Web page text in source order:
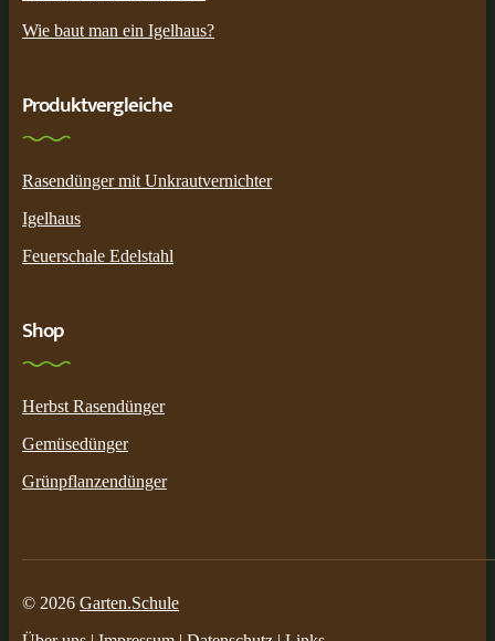
Wie baut man ein Igelhaus?
Produktvergleiche
Rasendünger mit Unkrautvernichter
Igelhaus
Feuerschale Edelstahl
Shop
Herbst Rasendünger
Gemüsedünger
Grünpflanzendünger
© 2026 Garten.Schule